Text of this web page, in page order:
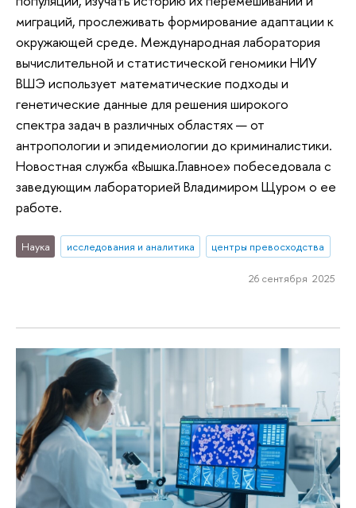
миграций, прослеживать формирование адаптации к
окружающей среде. Международная лаборатория
вычислительной и статистической геномики НИУ
ВШЭ использует математические подходы и
генетические данные для решения широкого
спектра задач в различных областях — от
антропологии и эпидемиологии до криминалистики.
Новостная служба «Вышка.Главное» побеседовала с
заведующим лабораторией Владимиром Щуром о ее
работе.
Наука исследования и аналитика центры превосходства
26 сентября 2025